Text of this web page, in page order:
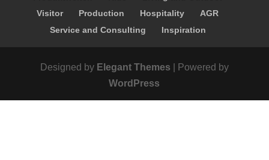
Visitor
Production Hospitality
AGR
Service and Consulting
Inspiration
Designed by Elegant Themes | Powered by
WordPress